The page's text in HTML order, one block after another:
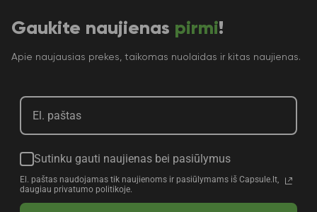
Gaukite naujienas pirmi!
Apie naujausias prekes, taikomas nuolaidas ir kitas naujienas.
Sutinku gauti naujienas bei pasiūlymus
El. paštas naudojamas tik naujienoms ir pasiūlymams iš Capsule.lt,
daugiau privatumo politikoje.